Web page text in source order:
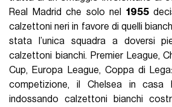
Real Madrid che solo nel 1955
calzettoni neri in favore di quelli
stata l’unica squadra a doversi
calzettoni bianchi. Premier League,
Cup, Europa League, Coppa di
competizione, il Chelsea in casa
indossando calzettoni bianchi